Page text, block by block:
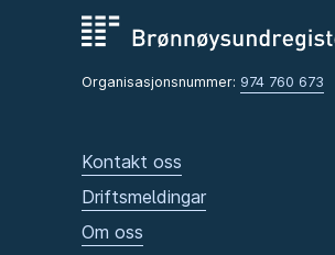
Organisasjonsnummer: 974 760 673
Kontakt oss
Driftsmeldingar
Om oss